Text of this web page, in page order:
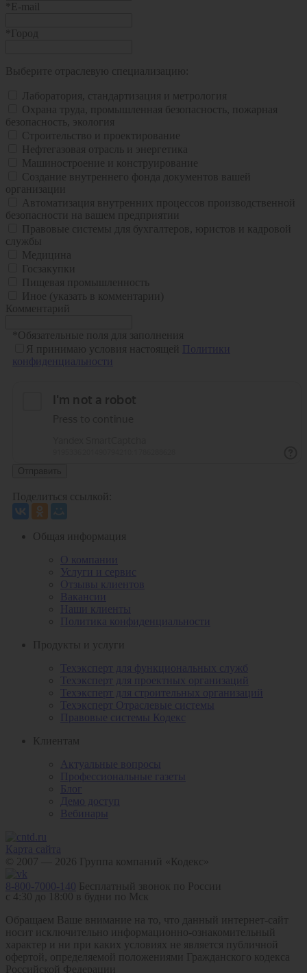
E-mail
Город
Выберите отраслевую специализацию:
Лаборатория, стандартизация и метрология
Охрана труда, промышленная безопасность, пожарная
безопасность, экология
Строительство и проектирование
Нефтегазовая отрасль и энергетика
Машиностроение и конструирование
Создание внутреннего фонда документов вашей
организации
Автоматизация внутренних процессов производственной
безопасности на вашем предприятии
Правовые системы для бухгалтеров, юристов и кадровой
службы
Медицина
Госзакупки
Пищевая промышленность
Иное (указать в комментарии)
Комментарий
Обязательные поля для заполнения
Я принимаю условия настоящей Политики
конфиденциальности
Поделиться ссылкой:
Общая информация
О компании
Услуги и сервис
Отзывы клиентов
Вакансии
Наши клиенты
Политика конфиденциальности
Продукты и услуги
Техэксперт для функциональных служб
Техэксперт для проектных организаций
Техэксперт для строительных организаций
Техэксперт Отраслевые системы
Правовые системы Кодекс
Клиентам
Актуальные вопросы
Профессиональные газеты
Блог
Демо доступ
Вебинары
Карта сайта
© 2007 — 2026 Группа компаний «Кодекс»
8-800-7000-140 Бесплатный звонок по России
с 4:30 до 18:00 в будни по Мск
Обращаем Ваше внимание на то, что данный интернет-сайт
носит исключительно информационно-ознакомительный
характер и ни при каких условиях не является публичной
офертой, определяемой положениями Гражданского кодекса
Российской Федерации